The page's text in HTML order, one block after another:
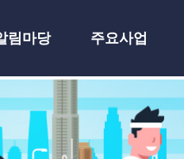
림마당 주요사업